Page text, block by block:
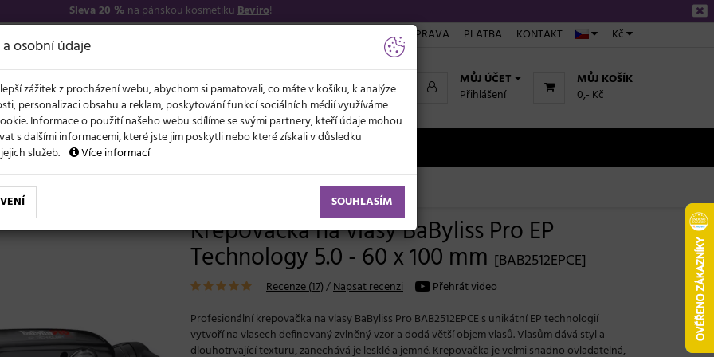
Sleva 20 % na pánskou kosmetikuBeviro!
Kč
DOPRAVA PLATBA KONTAKT
MŮJ KOŠÍK
0,- Kč
MŮJ ÚČET
Přihlášení
NOVĚ LÉTO A VLASY AKCE
Pro EP Technology 5.0 - 60 x 100 mm
Krepovačka na vlasy BaByliss Pro EP
Technology 5.0 - 60 x 100 mm [BAB2512EPCE]
Recenze (17)/Napsat recenzi Přehrát video
Profesionální krepovačka na vlasy BaByliss Pro BAB2512EPCE s unikátní EP technologií
vytvoří na vlasech definovaný zvlněný vzor a dodá větší objem vlasů. Vlasům dává styl a
dlouhotrvající texturu, zanechává je lesklé a jemné. Krepovačka je velmi snadno ovladatelná,
osobní údaje
zážitek z procházení webu, abychom si pamatovali, co máte v košíku, k analýze
personalizaci obsahu a reklam, poskytování funkcí sociálních médií využíváme
Informace o použití našeho webu sdílíme se svými partnery, kteří údaje mohou
s dalšími informacemi, které jste jim poskytli nebo které získali v důsledku
služeb.
Více informací
SOUHLASÍM